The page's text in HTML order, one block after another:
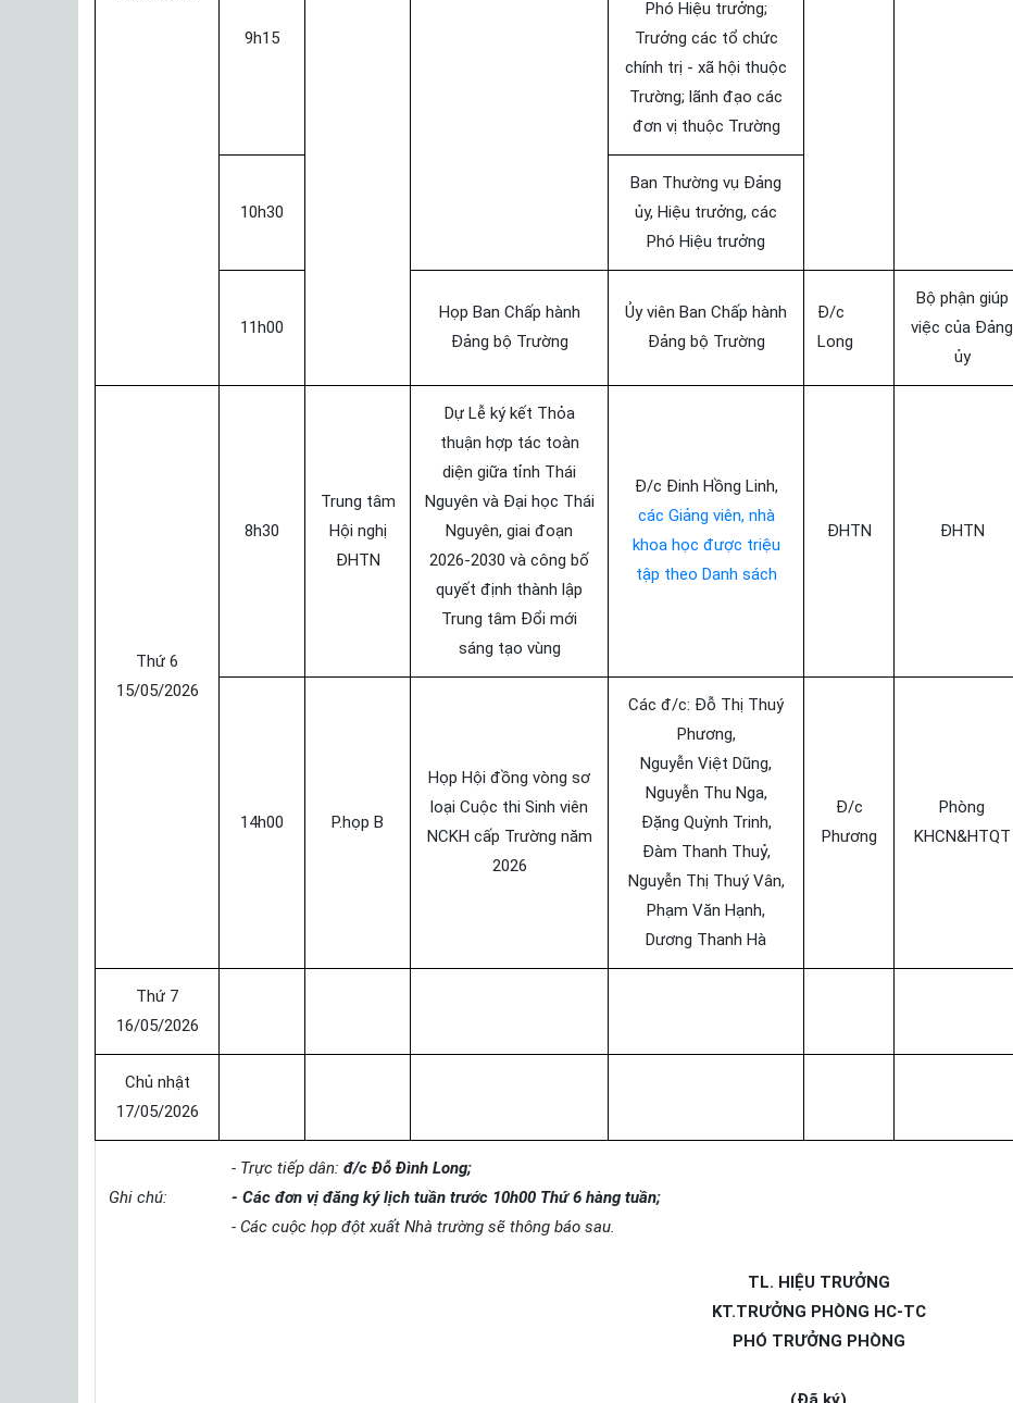
9h15
Phó Hiệu trưởng;
Trưởng các tổ chức
chính trị - xã hội thuộc
Trường; lãnh đạo các
đơn vị thuộc Trường
10h30
Ban Thường vụ Đảng
ủy, Hiệu trưởng, các
Phó Hiệu trưởng
11h00
Họp Ban Chấp hành
Đảng bộ Trường
Ủy viên Ban Chấp hành
Đảng bộ Trường
Đ/c
Long
Bộ phận giúp
việc của Đảng
ủy
Thứ 6
15/05/2026
8h30
Trung tâm
Hội nghị
ĐHTN
Dự Lễ ký kết Thỏa
thuận hợp tác toàn
diện giữa tỉnh Thái
Nguyên và Đại học Thái
Nguyên, giai đoạn
2026-2030 và công bố
quyết định thành lập
Trung tâm Đổi mới
sáng tạo vùng
Đ/c Đinh Hồng Linh,
các Giảng viên, nhà
khoa học được triệu
tập theo Danh sách
ĐHTN ĐHTN
14h00 P.họp B
Họp Hội đồng vòng sơ
loại Cuộc thi Sinh viên
NCKH cấp Trường năm
2026
Các đ/c: Đỗ Thị Thuý
Phương,
Nguyễn Việt Dũng,
Nguyễn Thu Nga,
Đặng Quỳnh Trinh,
Đàm Thanh Thuỷ,
Nguyễn Thị Thuý Vân,
Phạm Văn Hạnh,
Dương Thanh Hà
Đ/c
Phương
Phòng
KHCN&HTQT
Thứ 7
16/05/2026
Chủ nhật
17/05/2026
Ghi chú:
- Trực tiếp dân: đ/c Đỗ Đình Long;
- Các đơn vị đăng ký lịch tuần trước 10h00 Thứ 6 hàng tuần;
- Các cuộc họp đột xuất Nhà trường sẽ thông báo sau.
TL. HIỆU TRƯỞNG
KT.TRƯỞNG PHÒNG HC-TC
PHÓ TRƯỞNG PHÒNG